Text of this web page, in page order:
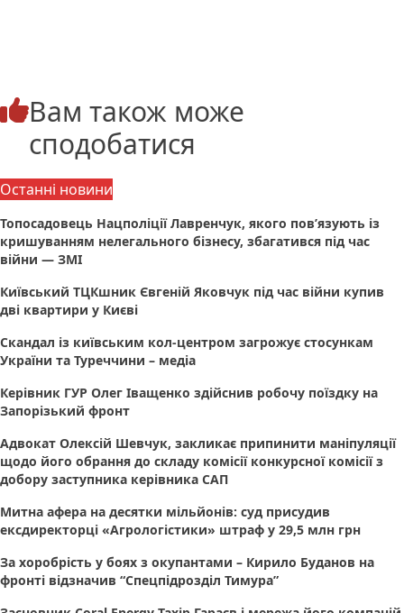
Вам також може
сподобатися
Останні новини
Топосадовець Нацполіції Лавренчук, якого пов’язують із
кришуванням нелегального бізнесу, збагатився під час
війни — ЗМІ
Київський ТЦКшник Євгеній Яковчук під час війни купив
дві квартири у Києві
Скандал із київським кол-центром загрожує стосункам
України та Туреччини – медіа
Керівник ГУР Олег Іващенко здійснив робочу поїздку на
Запорізький фронт
Адвокат Олексій Шевчук, закликає припинити маніпуляції
щодо його обрання до складу комісії конкурсної комісії з
добору заступника керівника САП
Митна афера на десятки мільйонів: суд присудив
ексдиректорці «Агрологістики» штраф у 29,5 млн грн
За хоробрість у боях з окупантами – Кирило Буданов на
фронті відзначив “Спецпідрозділ Тимура”